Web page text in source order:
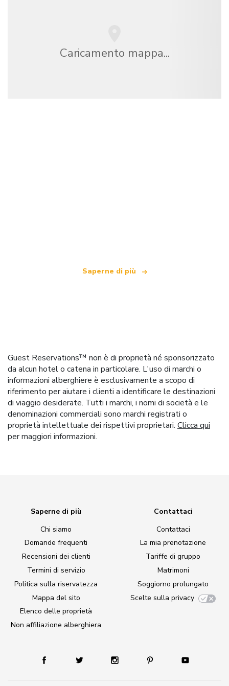
Caricamento mappa...
Saperne di più
Guest Reservations™ non è di proprietà né sponsorizzato
da alcun hotel o catena in particolare. L'uso di marchi o
informazioni alberghiere è esclusivamente a scopo di
riferimento per aiutare i clienti a identificare le destinazioni
di viaggio desiderate. Tutti i marchi, i nomi di società e le
denominazioni commerciali sono marchi registrati o
proprietà intellettuale dei rispettivi proprietari. Clicca qui
per maggiori informazioni.
Saperne di più
Chi siamo
Domande frequenti
Recensioni dei clienti
Termini di servizio
Politica sulla riservatezza
Mappa del sito
Elenco delle proprietà
Non affiliazione alberghiera
Contattaci
Contattaci
La mia prenotazione
Tariffe di gruppo
Matrimoni
Soggiorno prolungato
Scelte sulla privacy